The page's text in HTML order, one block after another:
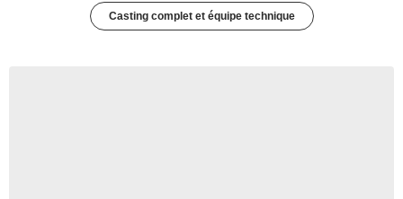
Casting complet et équipe technique